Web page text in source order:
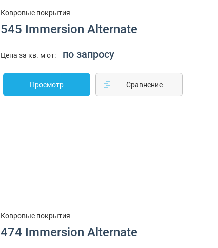
Ковровые покрытия
545 Immersion Alternate
Цена за кв. м от: по запросу
Просмотр Cравнение
Ковровые покрытия
474 Immersion Alternate